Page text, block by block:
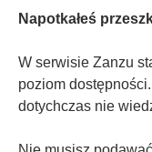
Napotkałeś
W serwisie Zanzu
poziom
dotychczas nie